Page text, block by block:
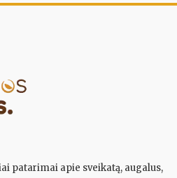
patarimai apie sveikatą, augalus,